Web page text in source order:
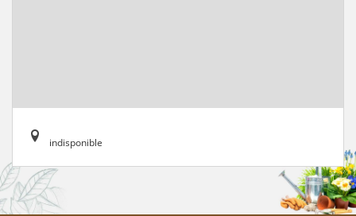
indisponible